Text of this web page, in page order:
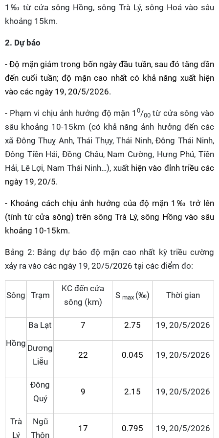
1‰ từ cửa sông Hồng, sông Trà Lý, sông Hoá vào sâu
khoảng 15km.
2. Dự báo
- Độ mặn giảm trong bốn ngày đầu tuần, sau đó tăng dần
đến cuối tuần; độ mặn cao nhất có khả năng xuất hiện
vào các ngày 19, 20/5/2026.
- Phạm vi chịu ảnh hưởng độ mặn 10/00 từ cửa sông vào
sâu khoảng 10-15km (có khả năng ảnh hưởng đến các
xã Đông Thuỵ Anh, Thái Thụy, Thái Ninh, Đông Thái Ninh,
Đông Tiền Hải, Đồng Châu, Nam Cường, Hưng Phú, Tiền
Hải, Lê Lợi, Nam Thái Ninh…), xuất hiện vào đỉnh triều các
ngày 19, 20/5.
- Khoảng cách chịu ảnh hưởng của độ mặn 1‰ trở lên
(tính từ cửa sông) trên sông Trà Lý, sông Hồng vào sâu
khoảng 10-15km.
Bảng 2: Bảng dự báo độ mặn cao nhất kỳ triềucường
xảy ra vào các ngày 19, 20/5/2026 tại các điểm đo:
Sông Trạm
KC đến cửa
sông (km)
S max (‰) Thời gian
Hồng
Ba Lạt 7 2.75 19, 20/5/2026
Dương
Liễu
22 0.045 19, 20/5/2026
Trà
Lý
Đông
Quý
9 2.15 19, 20/5/2026
Ngũ
Thôn
17 0.795 19, 20/5/2026